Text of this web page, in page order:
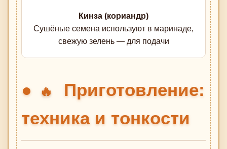
Кинза (кориандр)
Сушёные семена используют в маринаде,
свежую зелень — для подачи
🔥
Приготовление:
техника и тонкости